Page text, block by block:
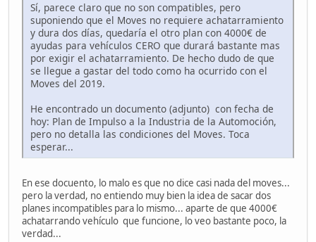
Sí, parece claro que no son compatibles, pero
suponiendo que el Moves no requiere achatarramiento
y dura dos días, quedaría el otro plan con 4000€ de
ayudas para vehículos CERO que durará bastante mas
por exigir el achatarramiento. De hecho dudo de que
se llegue a gastar del todo como ha ocurrido con el
Moves del 2019.
He encontrado un documento (adjunto) con fecha de
hoy: Plan de Impulso a la Industria de la Automoción,
pero no detalla las condiciones del Moves. Toca
esperar...
En ese docuento, lo malo es que no dice casi nada del moves...
pero la verdad, no entiendo muy bien la idea de sacar dos
planes incompatibles para lo mismo... aparte de que 4000€
achatarrando vehículo que funcione, lo veo bastante poco, la
verdad...